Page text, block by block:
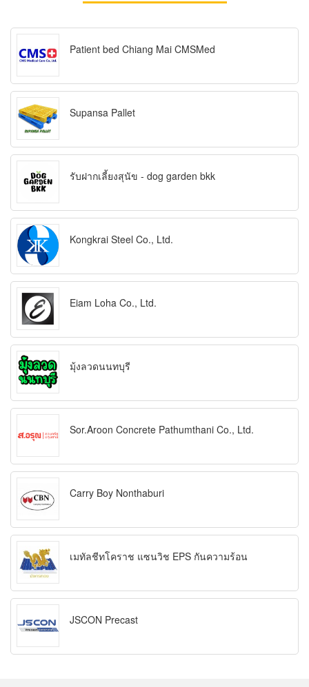
Patient bed Chiang Mai CMSMed
Supansa Pallet
รับฝากเลี้ยงสุนัข - dog garden bkk
Kongkrai Steel Co., Ltd.
Eiam Loha Co., Ltd.
มุ้งลวดนนทบุรี
Sor.Aroon Concrete Pathumthani Co., Ltd.
Carry Boy Nonthaburi
เมทัลชีทโคราช แซนวิช EPS กันความร้อน
JSCON Precast